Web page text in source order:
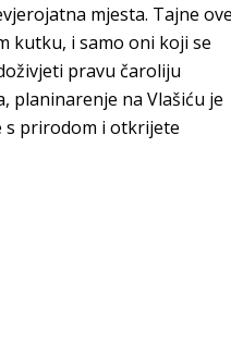
mjesta. Tajne
kutku, i samo oni koji se
pravu čaroliju
planinarenje na Vlašiću je
s prirodom i otkrijete